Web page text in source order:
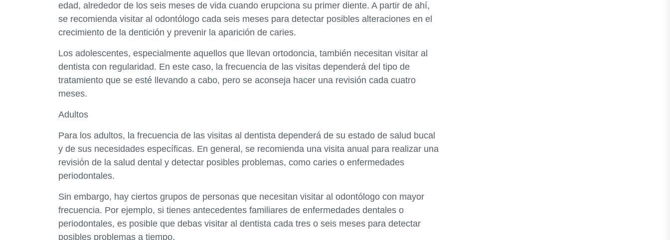
edad, alrededor de los seis meses de vida cuando erupciona su primer diente. A partir de ahí,
se recomienda visitar al odontólogo cada seis meses para detectar posibles alteraciones en el
crecimiento de la dentición y prevenir la aparición de caries.
Los adolescentes, especialmente aquellos que llevan ortodoncia, también necesitan visitar al
dentista con regularidad. En este caso, la frecuencia de las visitas dependerá del tipo de
tratamiento que se esté llevando a cabo, pero se aconseja hacer una revisión cada cuatro
meses.
Adultos
Para los adultos, la frecuencia de las visitas al dentista dependerá de su estado de salud bucal
y de sus necesidades específicas. En general, se recomienda una visita anual para realizar una
revisión de la salud dental y detectar posibles problemas, como caries o enfermedades
periodontales.
Sin embargo, hay ciertos grupos de personas que necesitan visitar al odontólogo con mayor
frecuencia. Por ejemplo, si tienes antecedentes familiares de enfermedades dentales o
periodontales, es posible que debas visitar al dentista cada tres o seis meses para detectar
posibles problemas a tiempo.